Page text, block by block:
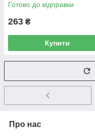
Готово до відправки
263 ₴
Купити
Про нас